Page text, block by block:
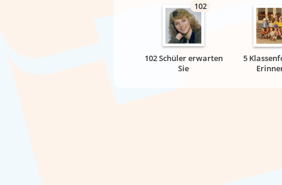
102
102 Schüler erwarten
Sie
5